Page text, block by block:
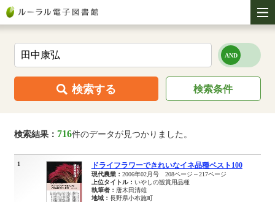
検索する 検索条件
検索結果： 716件のデータが見つかりました。
1 ドライフラワーできれいなイネ品種ベスト100
現代農業： 2006年02月号 208ページ～217ページ
上位タイトル： いやしの観賞用品種
執筆者： 唐木田清雄
地域： 長野県小布施町